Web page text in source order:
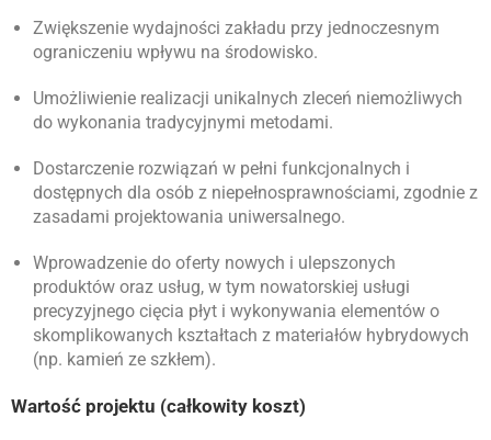
Zwiększenie wydajności zakładu przy jednoczesnym
ograniczeniu wpływu na środowisko.
Umożliwienie realizacji unikalnych zleceń niemożliwych
do wykonania tradycyjnymi metodami.
Dostarczenie rozwiązań w pełni funkcjonalnych i
dostępnych dla osób z niepełnosprawnościami, zgodnie z
zasadami projektowania uniwersalnego.
Wprowadzenie do oferty nowych i ulepszonych
produktów oraz usług, w tym nowatorskiej usługi
precyzyjnego cięcia płyt i wykonywania elementów o
skomplikowanych kształtach z materiałów hybrydowych
(np. kamień ze szkłem).
Wartość projektu (całkowity koszt)